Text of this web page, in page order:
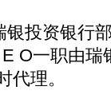
投资银行
O一职由瑞
代理。